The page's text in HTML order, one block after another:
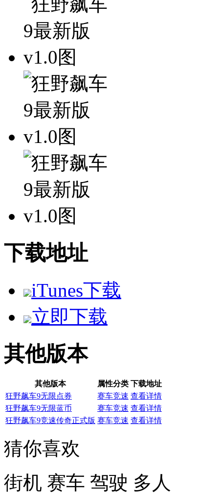
下载地址
iTunes下载
立即下载
其他版本
其他版本 属性分类 下载地址
狂野飙车9无限点券
赛车竞速 查看详情
狂野飙车9无限蓝币
赛车竞速 查看详情
狂野飙车9竞速传奇正式版 赛车竞速 查看详情
猜你喜欢
街机 赛车 驾驶 多人